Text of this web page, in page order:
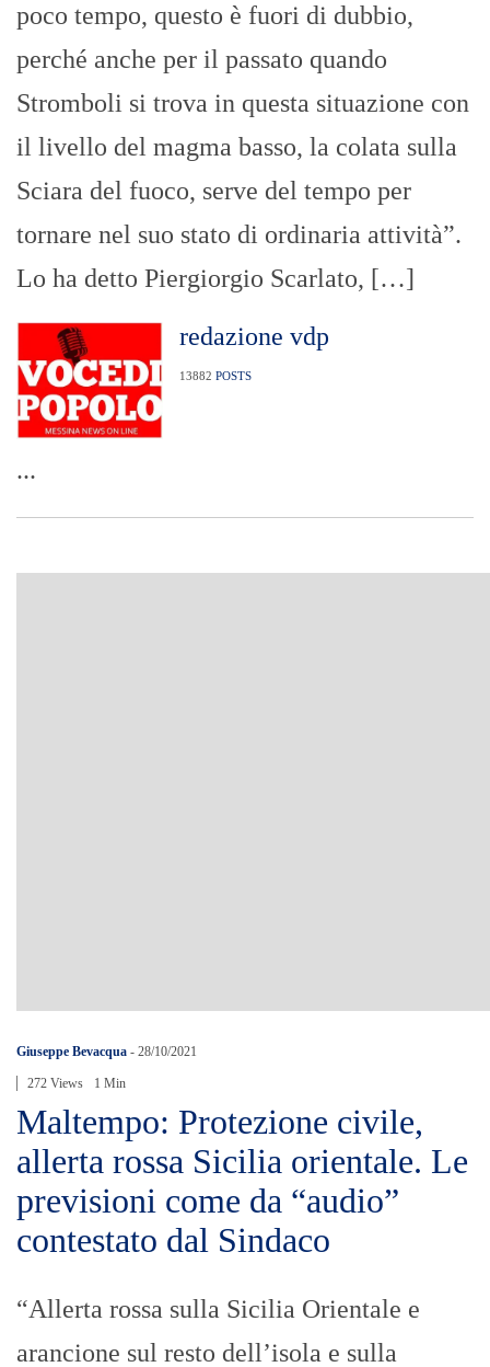
poco tempo, questo è fuori di dubbio,
perché anche per il passato quando
Stromboli si trova in questa situazione con
il livello del magma basso, la colata sulla
Sciara del fuoco, serve del tempo per
tornare nel suo stato di ordinaria attività”.
Lo ha detto Piergiorgio Scarlato, […]
redazione vdp
13882 POSTS
...
Giuseppe Bevacqua - 28/10/2021
272 Views 1 Min
Maltempo: Protezione civile,
allerta rossa Sicilia orientale. Le
previsioni come da “audio”
contestato dal Sindaco
“Allerta rossa sulla Sicilia Orientale e
arancione sul resto dell’isola e sulla